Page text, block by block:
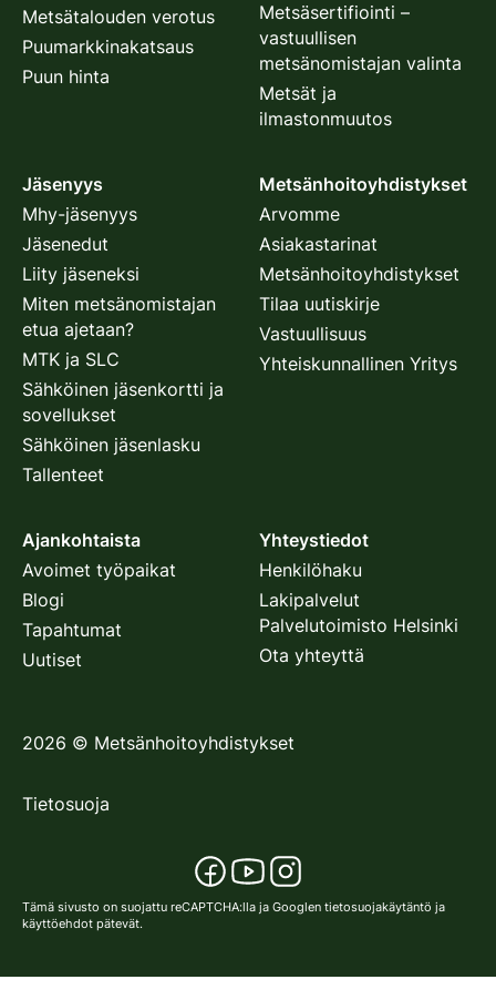
Metsätalouden verotus
Puumarkkinakatsaus
Puun hinta
Metsäsertifiointi –
vastuullisen
metsänomistajan valinta
Metsät ja
ilmastonmuutos
Jäsenyys
Mhy-jäsenyys
Jäsenedut
Liity jäseneksi
Miten metsänomistajan
etua ajetaan?
MTK ja SLC
Sähköinen jäsenkortti ja
sovellukset
Sähköinen jäsenlasku
Tallenteet
Metsänhoitoyhdistykset
Arvomme
Asiakastarinat
Metsänhoitoyhdistykset
Tilaa uutiskirje
Vastuullisuus
Yhteiskunnallinen Yritys
Ajankohtaista
Avoimet työpaikat
Blogi
Tapahtumat
Uutiset
Yhteystiedot
Henkilöhaku
Lakipalvelut
Palvelutoimisto Helsinki
Ota yhteyttä
2026 © Metsänhoitoyhdistykset
Tietosuoja
Tämä sivusto on suojattu reCAPTCHA:lla ja Googlen tietosuojakäytäntö ja
käyttöehdot pätevät.